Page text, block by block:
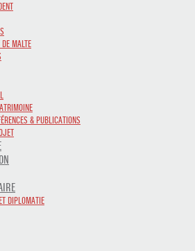
DE MALTE
& PUBLICATIONS
DIPLOMATIE